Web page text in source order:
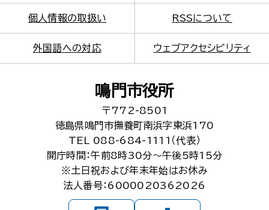
個人情報の取扱い RSSについて
外国語への対応 ウェブアクセシビリティ
鳴門市役所
〒772-8501
徳島県鳴門市撫養町南浜字東浜170
TEL 088-684-1111（代表）
開庁時間：午前8時30分～午後5時15分
※土日祝および年末年始はお休み
法人番号：6000020362026